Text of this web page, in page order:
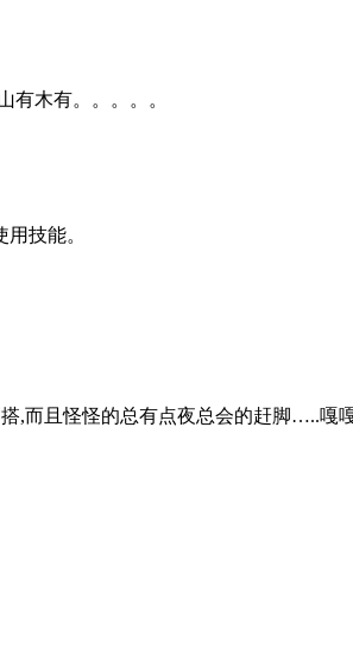
有木有。。。。。
技能。
,而且怪怪的总有点夜总会的赶脚…..嘎